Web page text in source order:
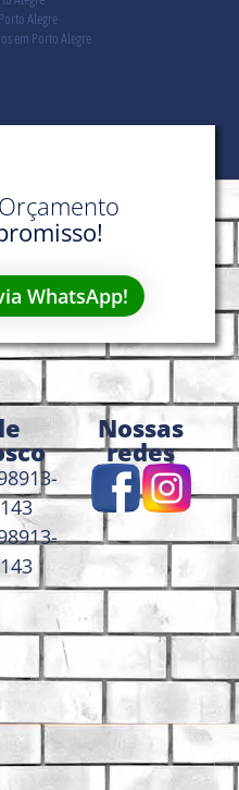
Alegre
em Porto Alegre
WhatsApp!
Nossas
redes